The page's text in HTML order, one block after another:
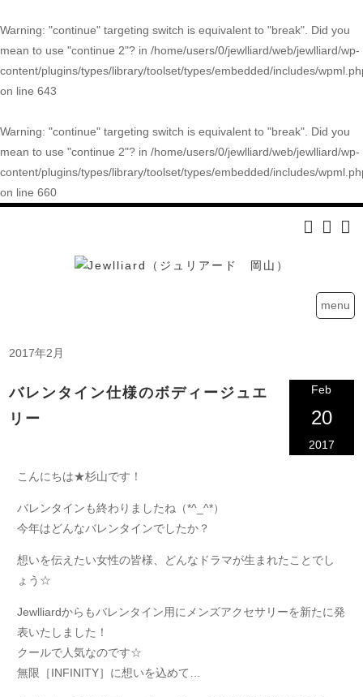
Warning: "continue" targeting switch is equivalent to "break". Did you
mean to use "continue 2"? in /home/users/0/jewlliard/web/jewlliard/wp-
content/plugins/types/library/toolset/types/embedded/includes/
on line 643
Warning: "continue" targeting switch is equivalent to "break". Did you
mean to use "continue 2"? in /home/users/0/jewlliard/web/jewlliard/wp-
content/plugins/types/library/toolset/types/embedded/includes/
on line 660
menu
2017年2月
Feb
20
2017
バレンタイン仕様のボディージュエ
リー
こんにちは★杉山です！
バレンタインも終わりましたね（*^_^*）
今年はどんなバレンタインでしたか？
想いを伝えたい女性の皆様、どんなドラマが生まれたことでし
ょう☆
Jewlliardからもバレンタイン用にメンズアクセサリーを新たに発
表いたしました！
クールで人気なのです☆
無限 ［INFINITY］ に想いを込めて…